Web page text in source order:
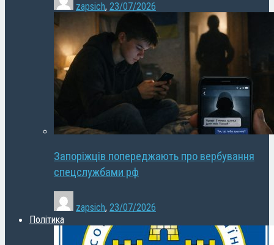
zapsich, 23/07/2026
Запоріжців попереджають про вербування
спецслужбами рф
zapsich, 23/07/2026
Політика